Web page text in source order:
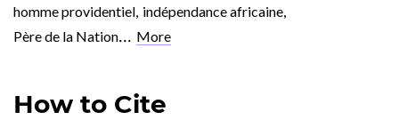
homme providentiel indépendance africaine
Père de la Nation... More
How to Cite